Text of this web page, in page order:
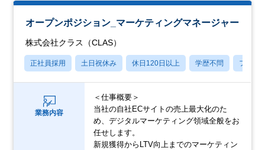
オープンポジション_マーケティングマネージャー
株式会社クラス（CLAS）
正社員採用 土日祝休み 休日120日以上 学歴不問 フレッ
業務内容
＜仕事概要＞
当社の自社ECサイトの売上最大化のた
め、デジタルマーケティング領域全般をお
任せします。
新規獲得からLTV向上までのマーケティン